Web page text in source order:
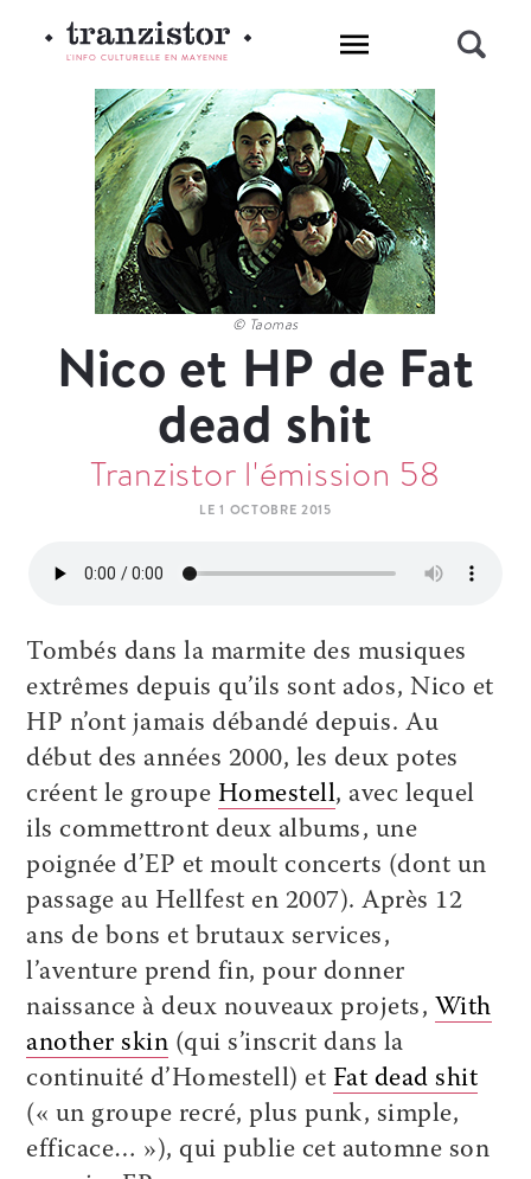
L'INFO CULTURELLE EN MAYENNE
Nico et HP de Fat
dead shit
Tranzistor l'émission 58
LE 1 OCTOBRE 2015
© Taomas
Tombés dans la marmite des musiques
extrêmes depuis qu’ils sont ados, Nico et
HP n’ont jamais débandé depuis. Au
début des années 2000, les deux potes
créent le groupe Homestell, avec lequel
ils commettront deux albums, une
poignée d’EP et moult concerts (dont un
passage au Hellfest en 2007). Après 12
ans de bons et brutaux services,
l’aventure prend fin, pour donner
naissance à deux nouveaux projets, With
another skin (qui s’inscrit dans la
continuité d’Homestell) et Fat dead shit
(« un groupe recré, plus punk, simple,
efficace… »), qui publie cet automne son